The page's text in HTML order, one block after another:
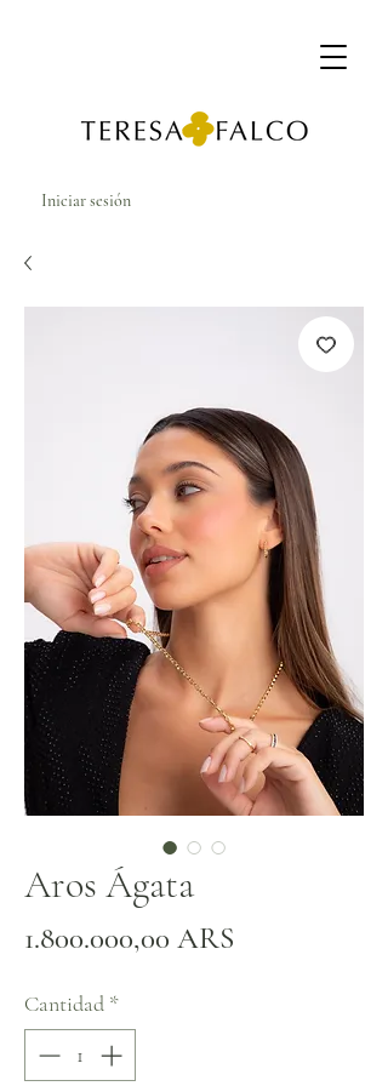
Iniciar sesión
Aros Ágata
1.800.000,00 ARS
Cantidad *